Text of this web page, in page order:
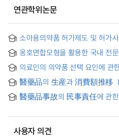
연관학위논문
소아용의약품 허가제도 및 허가
옹호연합모형을 활용한 국내 전
의료인의 의약품 선택 요인에 관
(An) analysis of factors on
medicines : focusing on
醫藥品의 生産과 消費額推移
醫藥品事故의 民事責任에 관
사용자 의견